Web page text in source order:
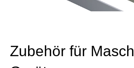
Zubehör für